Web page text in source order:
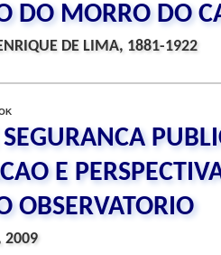
DO MORRO DO
DE LIMA, 1881-1922
E
OBSERVATORIO
2009